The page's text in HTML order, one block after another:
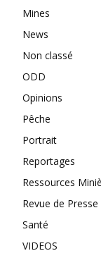
Mines
News
Non classé
ODD
Opinions
Pêche
Portrait
Reportages
Ressources
Revue de Presse
Santé
VIDEOS